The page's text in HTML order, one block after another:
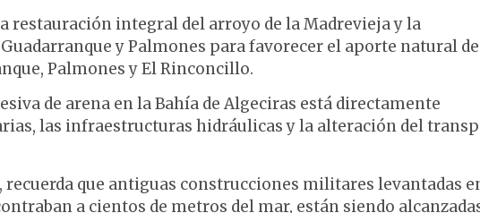
integral del arroyo de la Madrevieja y la
y Palmones para favorecer el aporte natural de
Palmones y El Rinconcillo.
de arena en la Bahía de Algeciras está directamente
las infraestructuras hidráulicas y la alteración del
que antiguas construcciones militares levantadas
a cientos de metros del mar, están siendo